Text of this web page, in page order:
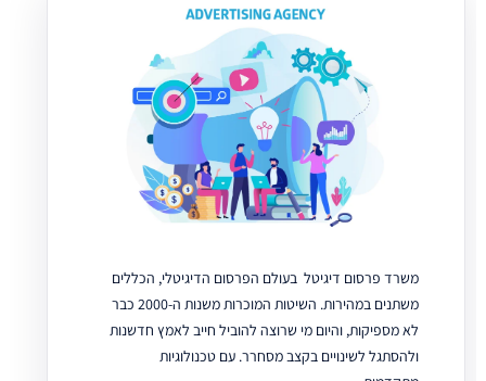
משרד פרסום דיגיטל בעולם הפרסום הדיגיטלי, הכללים
משתנים במהירות. השיטות המוכרות משנות ה-2000 כבר
לא מספיקות, והיום מי שרוצה להוביל חייב לאמץ חדשנות
ולהסתגל לשינויים בקצב מסחרר. עם טכנולוגיות